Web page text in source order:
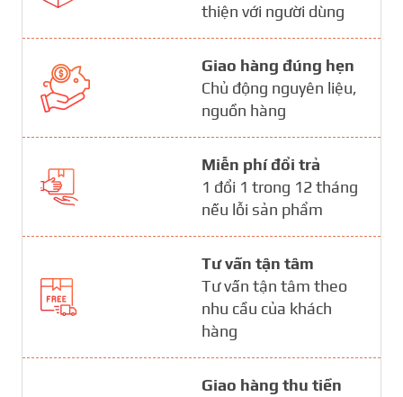
thiện với người dùng
Giao hàng đúng hẹn
Chủ động nguyên liệu,
nguồn hàng
Miễn phí đổi trả
1 đổi 1 trong 12 tháng
nếu lỗi sản phẩm
Tư vấn tận tâm
Tư vấn tận tâm theo
nhu cầu của khách
hàng
Giao hàng thu tiền